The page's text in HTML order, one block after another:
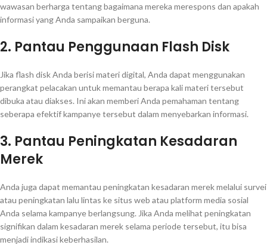
wawasan berharga tentang bagaimana mereka merespons dan apakah
informasi yang Anda sampaikan berguna.
2. Pantau Penggunaan Flash Disk
Jika flash disk Anda berisi materi digital, Anda dapat menggunakan
perangkat pelacakan untuk memantau berapa kali materi tersebut
dibuka atau diakses. Ini akan memberi Anda pemahaman tentang
seberapa efektif kampanye tersebut dalam menyebarkan informasi.
3. Pantau Peningkatan Kesadaran
Merek
Anda juga dapat memantau peningkatan kesadaran merek melalui survei
atau peningkatan lalu lintas ke situs web atau platform media sosial
Anda selama kampanye berlangsung. Jika Anda melihat peningkatan
signifikan dalam kesadaran merek selama periode tersebut, itu bisa
menjadi indikasi keberhasilan.